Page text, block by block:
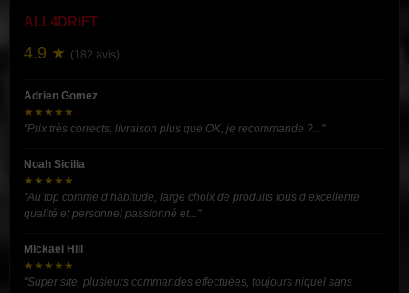
ALL4DRIFT
4.9 ★ (182 avis)
Adrien Gomez
★★★★★
"Prix très corrects, livraison plus que OK, je recommande ?..."
Noah Sicilia
★★★★★
"Au top comme d habitude, large choix de produits tous d excellente
qualité et personnel passionné et..."
Mickael Hill
★★★★★
"Super site, plusieurs commandes effectuées, toujours niquel sans